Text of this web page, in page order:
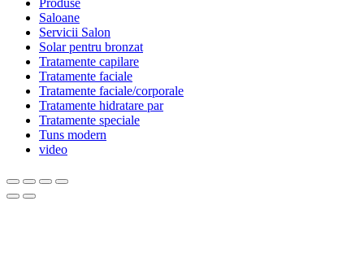
Saloane
Servicii Salon
Solar pentru bronzat
Tratamente capilare
Tratamente faciale
Tratamente faciale/corporale
Tratamente hidratare par
Tratamente speciale
Tuns modern
video